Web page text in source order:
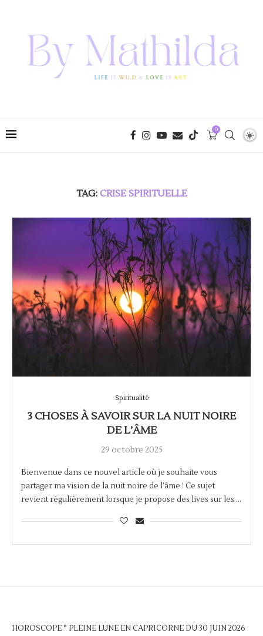
0
TAG: CRISE SPIRITUELLE
Spiritualité
3 CHOSES À SAVOIR SUR LA NUIT NOIRE
DE L’ÂME
29 octobre 2025
Bienvenue dans ce nouvel article où je souhaite vous
partager ma vision de la nuit noire de l’âme ! Ce sujet
revient régulièrement lorsque je propose des lives sur les …
HOROSCOPE ° PLEINE LUNE EN CAPRICORNE DU 30 JUIN 2026